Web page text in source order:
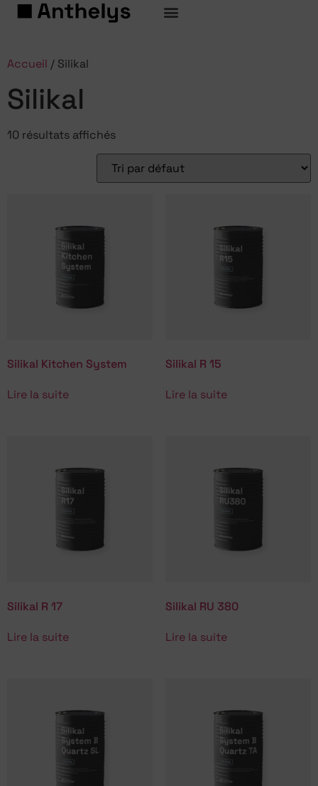
Accueil / Silikal
Silikal
10 résultats affichés
Silikal Kitchen System
Lire la suite
Silikal R 15
Lire la suite
Silikal R 17
Lire la suite
Silikal RU 380
Lire la suite